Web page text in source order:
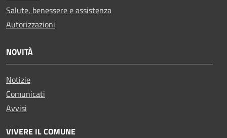
Salute, benessere e assistenza
Autorizzazioni
NOVITÀ
Notizie
Comunicati
Avvisi
VIVERE IL COMUNE